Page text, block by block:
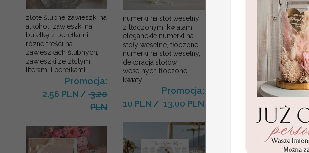
złote ślubne zawieszki na
alkohol, zawieszki na
butelkę z perełkami,
rózne treści na
zawieszkach ślubnych,
zawieszki ze złotymi
literami i perełkami
Promocja:
2.56 PLN /3.20
PLN
numerki na stół weselny
z tłoczonymi kwiatami,
eleganckie numerki na
stoły weselne, tłoczone
numerki na stół weselny,
dekoracja stołów
weselnych tłoczone
kwiaty
Promocja:
10 PLN /13.00 PLN
Statuetka pamiątka
Pierwszej Komunii w
personalizowana
Pamiątka Komunijna
opakowanie na pieniądze
Promocja:
85.00 PLN / 105.00
PLN